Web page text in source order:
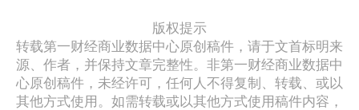
版权提示
转载第一财经商业数据中心原创稿件，请于文首标明来
源、作者，并保持文章完整性。非第一财经商业数据中
心原创稿件，未经许可，任何人不得复制、转载、或以
其他方式使用。如需转载或以其他方式使用稿件内容，